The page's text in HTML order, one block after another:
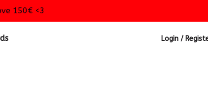
150€ <3
Login /